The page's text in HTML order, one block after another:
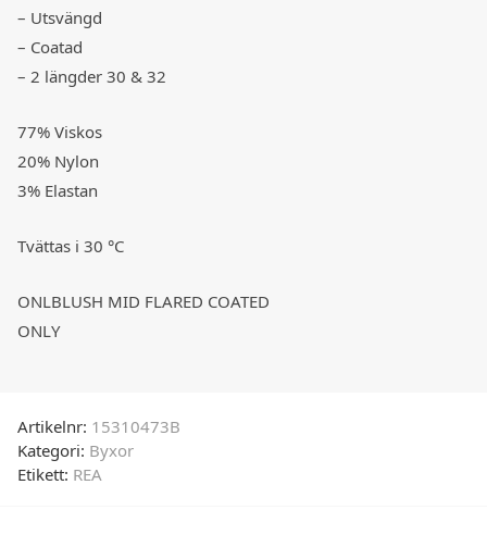
– Utsvängd
– Coatad
– 2 längder 30 & 32
77% Viskos
20% Nylon
3% Elastan
Tvättas i 30 °C
ONLBLUSH MID FLARED COATED
ONLY
Artikelnr: 15310473B
Kategori: Byxor
Etikett: REA